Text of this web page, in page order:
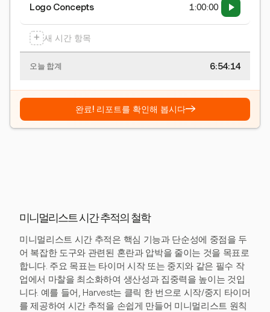
Logo Concepts 1:00:00
+ 새 시간 항목
오늘 합계 6:54:15
완료! 리포트를 확인해 봅시다→
미니멀리스트 시간 추적의 철학
미니멀리스트 시간 추적은 핵심 기능과 단순성에 중점을 두
어 복잡한 도구와 관련된 혼란과 압박을 줄이는 것을 목표로
합니다. 주요 목표는 타이머 시작 또는 중지와 같은 필수 작
업에서 마찰을 최소화하여 생산성과 집중력을 높이는 것입
니다. 예를 들어, Harvest는 클릭 한 번으로 시작/중지 타이머
를 제공하여 시간 추적을 손쉽게 만들어 미니멀리스트 원칙